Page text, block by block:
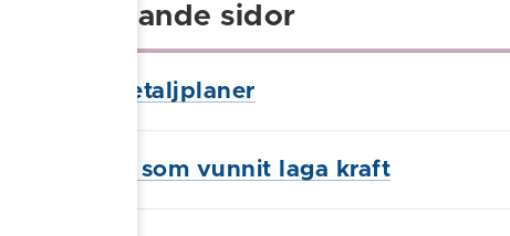
Underliggande sidor
Pågående detaljplaner
Detaljplaner som vunnit laga kraft